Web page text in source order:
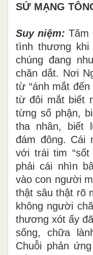
SỨ MẠNG
Suy niệm:Tâm
tình thương khi
chúng đang
chăn dắt. Nơi
từ “ánh mắt
từ đôi mắt biết
từng số phận,
tha nhân, biết
đám đông. Cái
với trái tim “sốt
phải cái nhìn
vào con người
thật sâu thật rõ
không người
thương xót ấy
sống, chữa
Chuỗi phản